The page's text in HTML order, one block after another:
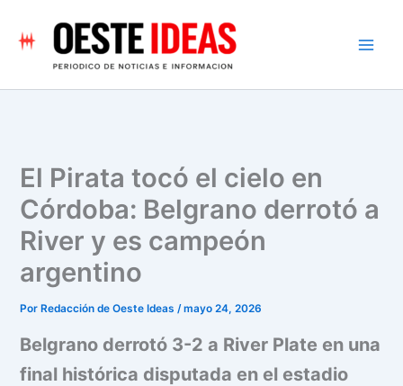
contenido
El Pirata tocó el cielo en
Córdoba: Belgrano derrotó a
River y es campeón
argentino
Por Redacción de Oeste Ideas/mayo 24, 2026
Belgrano derrotó 3-2 a River Plate en una
final histórica disputada en el estadio